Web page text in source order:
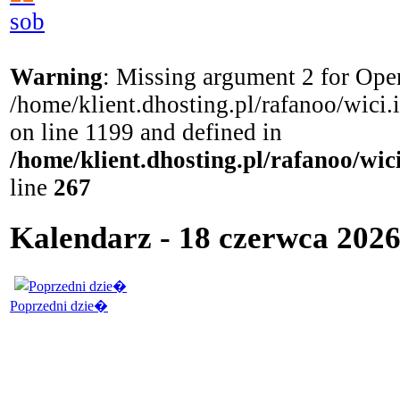
sob
Warning: Missing argument 2 for
/home/klient.dhosting.pl/rafanoo/
on line 1199 and defined in
/home/klient.dhosting.pl/rafanoo/
line 267
Kalendarz - 18 czerwca
Poprzedni dzie�